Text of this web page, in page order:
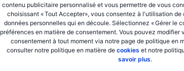
contenu publicitaire personnalisé et vous permettre de vous
choisissant « Tout Accepter», vous consentez à l'utilisation
données personnelles qui en découle. Sélectionnez « Gérer le
préférences en matière de consentement. Vous pouvez modifier
consentement à tout moment via notre page de politique en
consulter notre politique en matière de cookies et notre
savoir plus.
XXXXXXX
XXXXXXX